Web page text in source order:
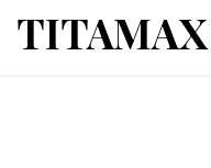
콘텐츠로 건너뛰기
TITAMAX